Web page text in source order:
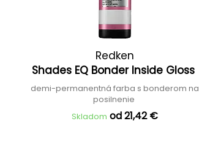
Redken
Shades EQ Bonder Inside Gloss
demi-permanentná farba s bonderom na
posilnenie
Skladom od 21,42 €